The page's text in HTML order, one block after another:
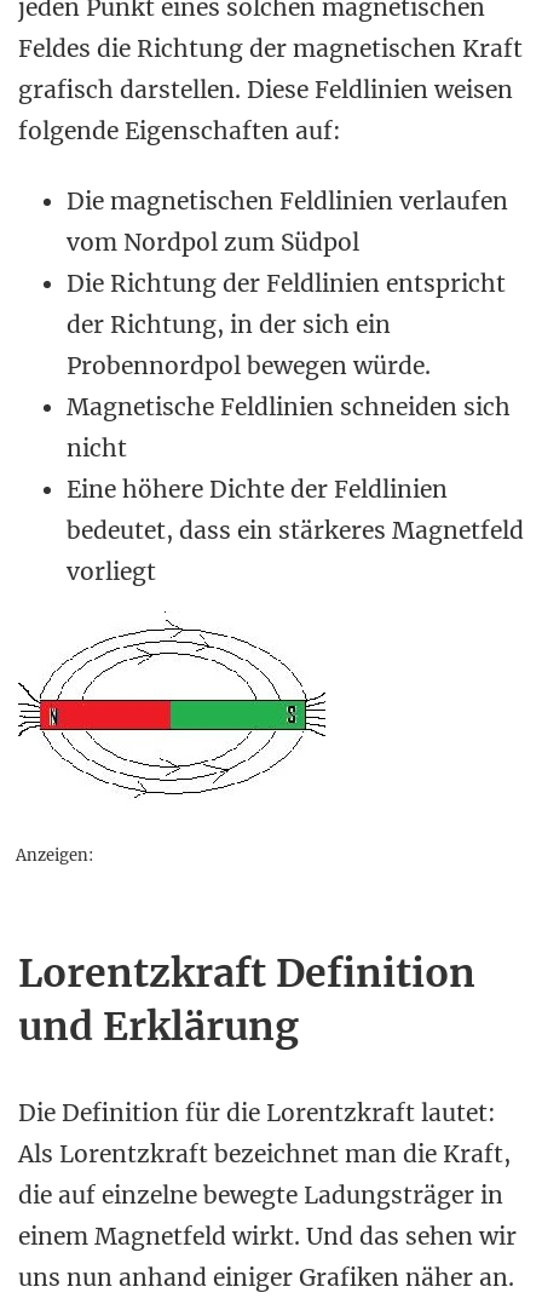
jeden Punkt eines solchen magnetischen
Feldes die Richtung der magnetischen Kraft
grafisch darstellen. Diese Feldlinien weisen
folgende Eigenschaften auf:
Die magnetischen Feldlinien verlaufen
vom Nordpol zum Südpol
Die Richtung der Feldlinien entspricht
der Richtung, in der sich ein
Probennordpol bewegen würde.
Magnetische Feldlinien schneiden sich
nicht
Eine höhere Dichte der Feldlinien
bedeutet, dass ein stärkeres Magnetfeld
vorliegt
Anzeigen:
Lorentzkraft Definition
und Erklärung
Die Definition für die Lorentzkraft lautet:
Als Lorentzkraft bezeichnet man die Kraft,
die auf einzelne bewegte Ladungsträger in
einem Magnetfeld wirkt. Und das sehen wir
uns nun anhand einiger Grafiken näher an.